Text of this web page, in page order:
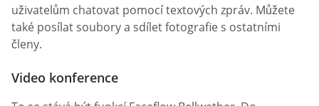
uživatelům chatovat pomocí textových zpráv. Můžete
také posílat soubory a sdílet fotografie s ostatními
členy.
Video konference